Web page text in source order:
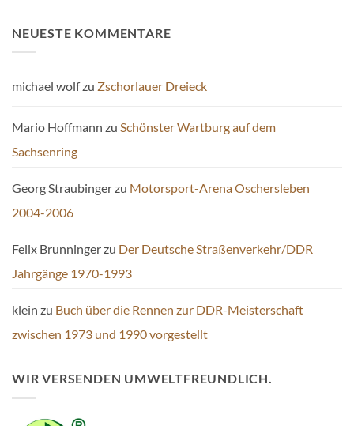
NEUESTE KOMMENTARE
michael wolfzu Zschorlauer Dreieck
Mario Hoffmann zu Schönster Wartburg auf dem
Sachsenring
Georg Straubingerzu Motorsport-Arena Oschersleben
2004-2006
Felix Brunningerzu Der Deutsche Straßenverkehr/DDR
Jahrgänge 1970-1993
klein zu Buch über die Rennen zur DDR-Meisterschaft
zwischen 1973 und 1990 vorgestellt
WIR VERSENDEN UMWELTFREUNDLICH.